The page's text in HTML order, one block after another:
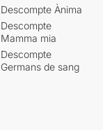
Descompte Ànima
Descompte
Mamma mia
Descompte
Germans de sang